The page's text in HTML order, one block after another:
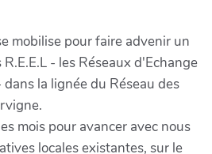
mobilise pour faire advenir un
- les Réseaux d'Echange
la lignée du Réseau des
mois pour avancer avec nous
locales existantes, sur le